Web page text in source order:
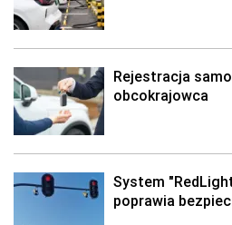
Rejestracja
obcokrajowca
System
poprawia